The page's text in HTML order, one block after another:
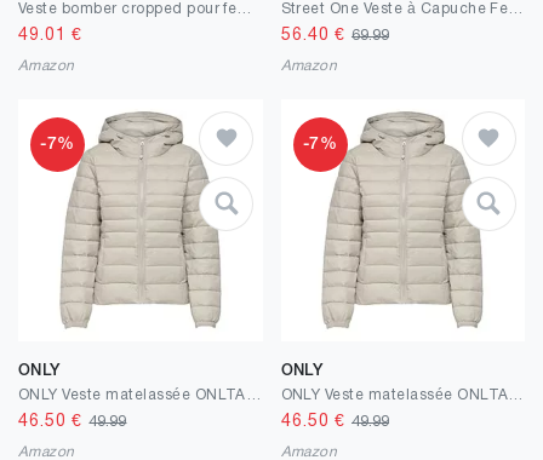
49.01 €
Amazon
56.40 € 69.99
Amazon
-7%
ONLY
46.50 €49.99
Amazon
-7%
ONLY
46.50 € 49.99
Amazon